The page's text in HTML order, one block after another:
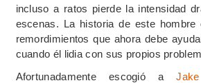
incluso a ratos pierde la intensidad
escenas. La historia de este
remordimientos que ahora debe
cuando él lidia con sus propios
Afortunadamente escogió a